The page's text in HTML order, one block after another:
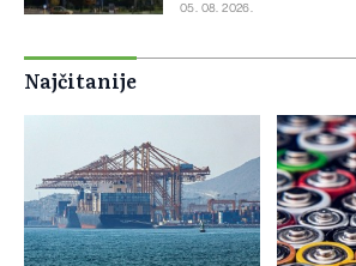
05. 08. 2026.
Najčitanije